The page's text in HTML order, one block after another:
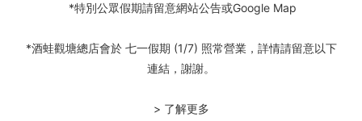
*特別公眾假期請留意網站公告或Google Map
*酒蛙觀塘總店會於 七一假期 (1/7) 照常營業，詳情請留意以下
連結，謝謝。
> 了解更多